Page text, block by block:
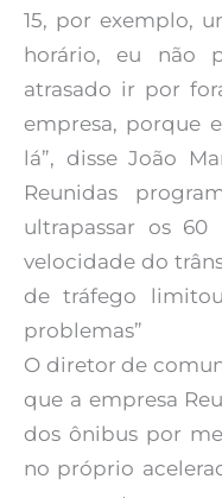
15, por exemplo,
horário, eu não
atrasado ir por
empresa, porque
lá”, disse João
Reunidas
ultrapassar os
velocidade do
de tráfego
problemas”
O diretor de
que a empresa
dos ônibus por
no próprio